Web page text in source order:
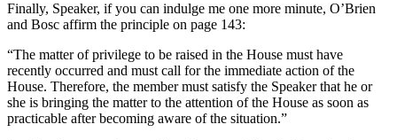
Finally, Speaker, if you can indulge me one more minute, O’Brien
and Bosc affirm the principle on page 143:
“The matter of privilege to be raised in the House must have
recently occurred and must call for the immediate action of the
House. Therefore, the member must satisfy the Speaker that he or
she is bringing the matter to the attention of the House as soon as
practicable after becoming aware of the situation.”